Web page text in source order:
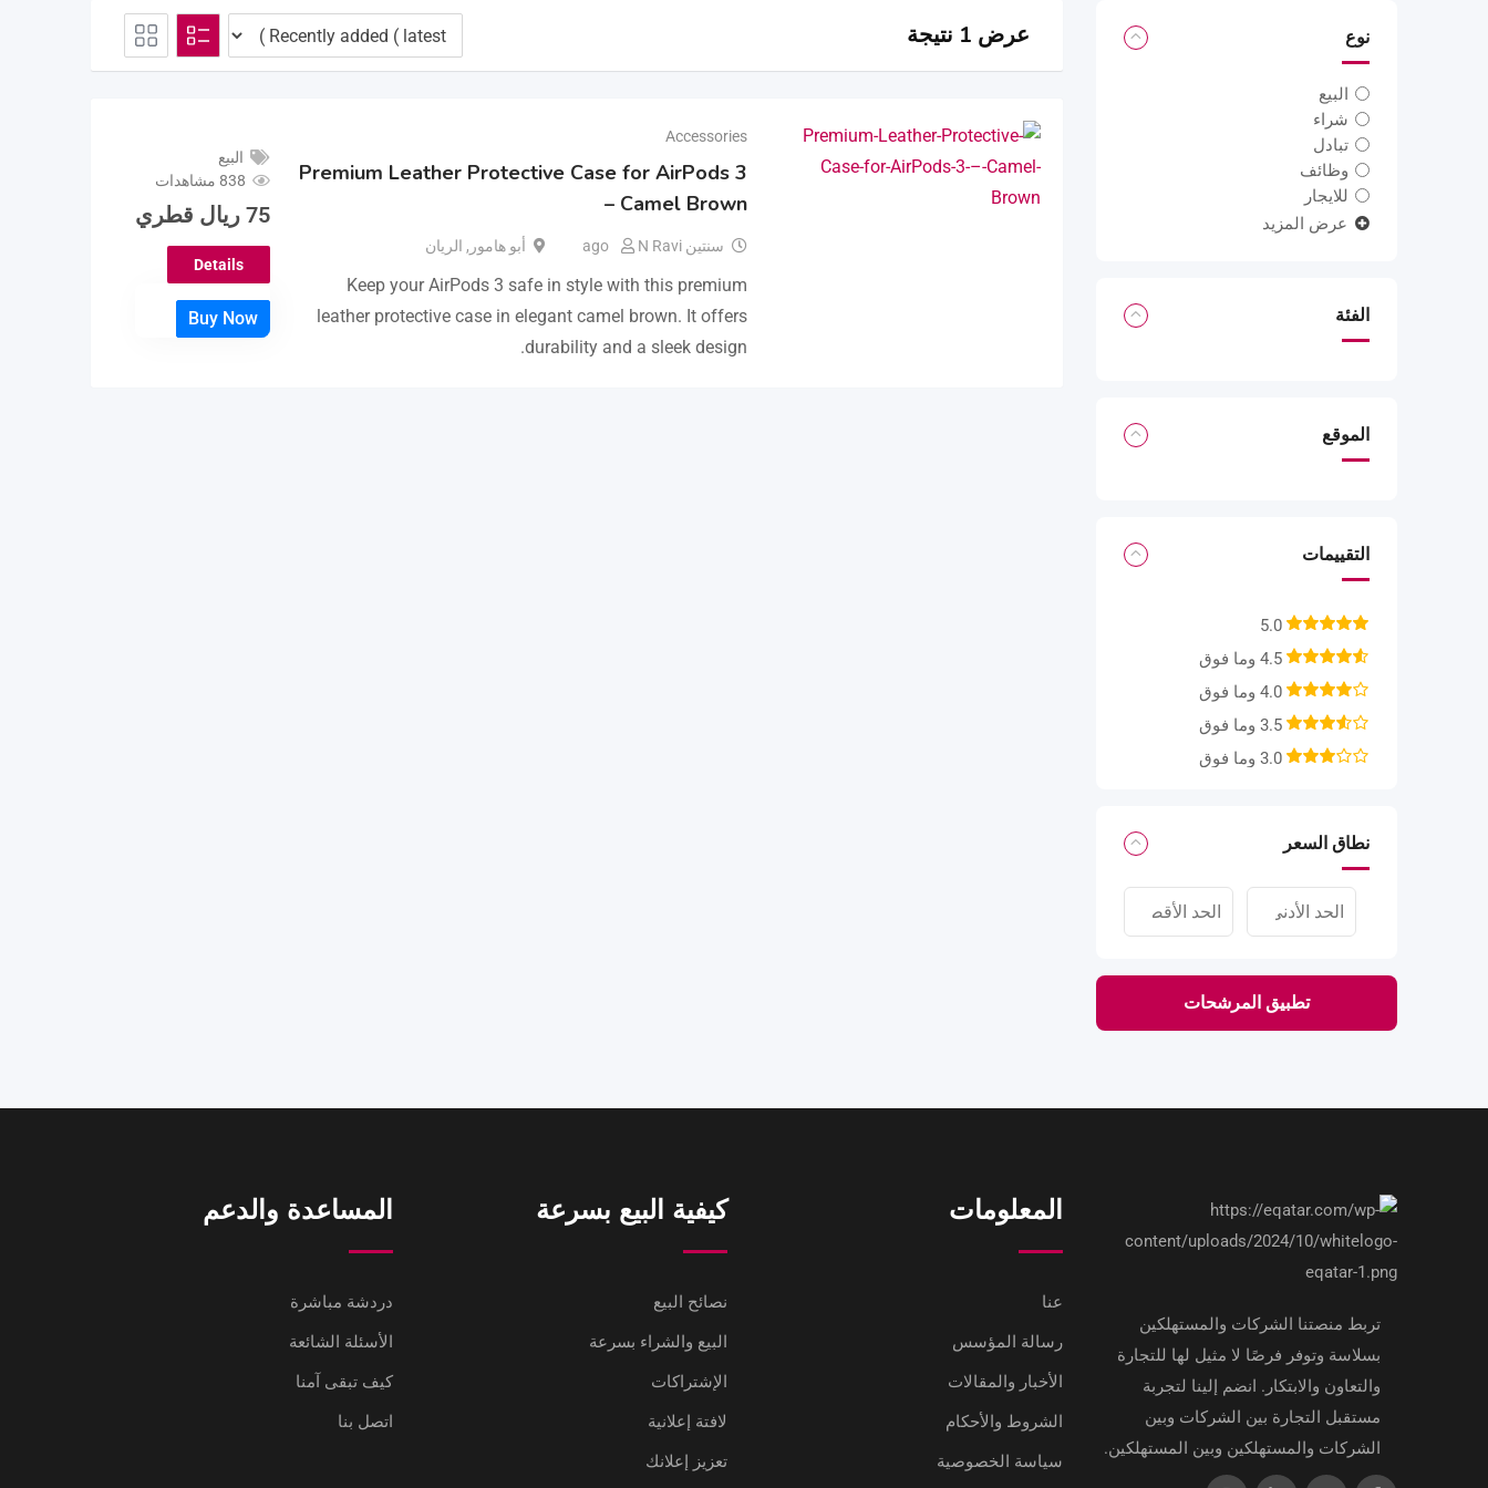
نوع
البيع
شراء
تبادل
وظائف
للايجار
عرض المزيد
الفئة
الموقع
التقييمات
5.0
4.5 وما فوق
4.0 وما فوق
3.5 وما فوق
3.0 وما فوق
نطاق السعر
تطبيق المرشحات
عرض 1 نتيجة
Accessories
Premium Leather Protective Case for AirPods 3
– Camel Brown
سنتين agoN Ravi أبو هامور , الريان
Keep your AirPods 3 safe in style with this premium
leather protective case in elegant camel brown. It offers
durability and a sleek design.
البيع
838 مشاهدات
75 ريال قطري
Details
تربط منصتنا الشركات والمستهلكين
بسلاسة وتوفر فرصًا لا مثيل لها للتجارة
والتعاون والابتكار. انضم إلينا لتجربة
مستقبل التجارة بين الشركات وبين
الشركات والمستهلكين وبين المستهلكين.
المعلومات
عنا
رسالة المؤسس
الأخبار والمقالات
الشروط والأحكام
سياسة الخصوصية
كيفية البيع بسرعة
نصائح البيع
البيع والشراء بسرعة
الإشتراكات
لافتة إعلانية
تعزيز إعلانك
المساعدة والدعم
دردشة مباشرة
الأسئلة الشائعة
كيف تبقى آمنا
اتصل بنا